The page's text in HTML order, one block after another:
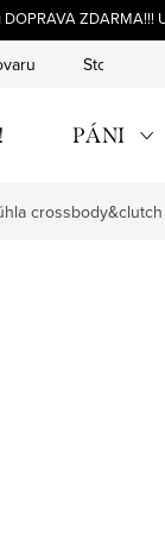
ZDARMA!!!
Storno
PÁNI